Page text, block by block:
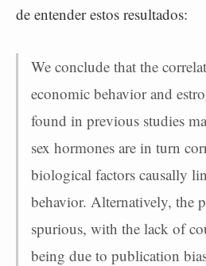
de entender estos resultados:
We conclude that the
economic behavior and
found in previous studies
sex hormones are in turn
biological factors causally
behavior. Alternatively, the
spurious, with the lack of
being due to publication